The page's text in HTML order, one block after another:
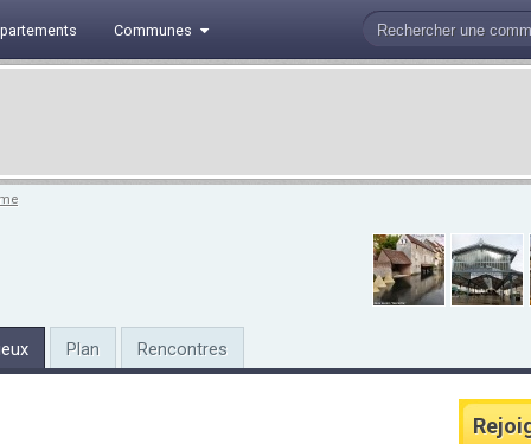
Communes
Plan Rencontres